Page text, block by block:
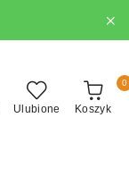
Ulubione Koszyk
0